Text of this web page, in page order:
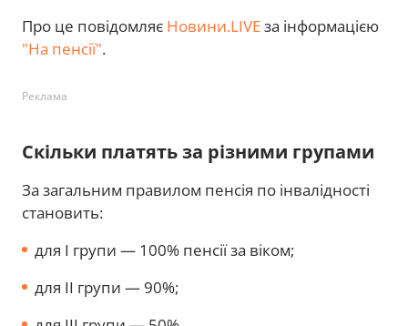
Про це повідомляє Новини.LIVEза інформацією
"На пенсії".
Реклама
Скільки платять за різними групами
За загальним правилом пенсія по інвалідності
становить:
для I групи — 100% пенсії за віком;
для II групи — 90%;